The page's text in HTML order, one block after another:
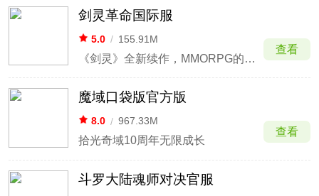
剑灵革命国际服
5.0 / 155.91M
《剑灵》全新续作，MMORPG的巅峰之作
查看
魔域口袋版官方版
8.0 / 967.33M
拾光奇域10周年无限成长
查看
斗罗大陆魂师对决官服